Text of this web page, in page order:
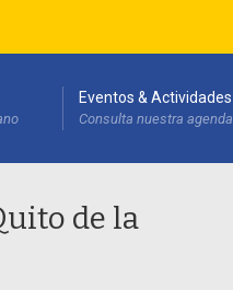
Eventos & Actividades
Consulta nuestra agenda
de la